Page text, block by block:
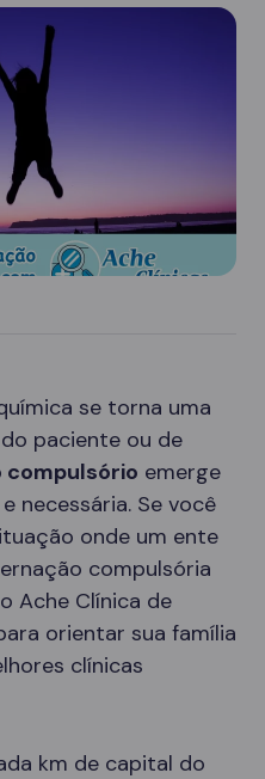
se torna uma
paciente ou de
emerge
necessária. Se você
onde um ente
compulsória
Ache Clínica de
orientar sua família
clínicas
km de capital do